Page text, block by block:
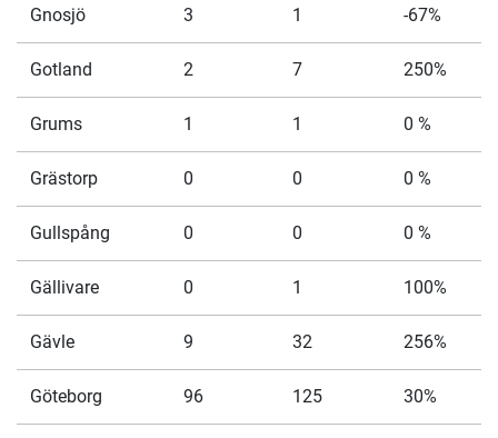
Gnosjö 3 1 -67%
Gotland 2 7 250%
Grums 1 1 0 %
Grästorp 0 0 0 %
Gullspång 0 0 0 %
Gällivare 0 1 100%
Gävle 9 32 256%
Göteborg 96 125 30%